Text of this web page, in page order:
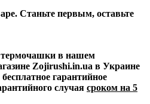
Станьте первым, оставьте
термочашки в нашем
Zojirushi.in.ua в Украине
гарантийное
случая сроком на 5